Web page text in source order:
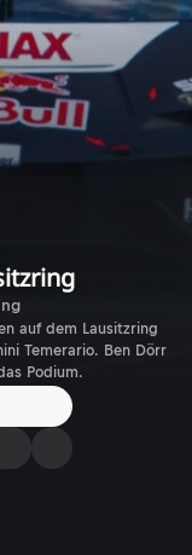
auf dem Lausitzring
Temerario. Ben Dörr
Podium.